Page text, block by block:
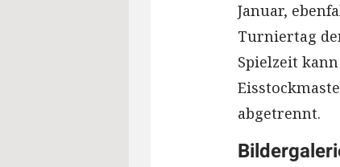
Januar,
Turniertag
Spielzeit
abgetrennt.